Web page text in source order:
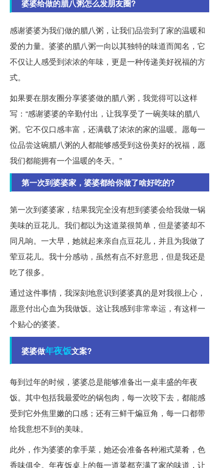
婆婆给做的腊八粥怎么发朋友圈?
感谢婆婆为我们做的腊八粥，让我们品尝到了家的温暖和
爱的力量。婆婆的腊八粥一向以其独特的味道而闻名，它
不仅让人感受到浓浓的年味，更是一种传递美好祝福的方
式。
如果要在朋友圈分享婆婆做的腊八粥，我觉得可以这样
写：“感谢婆婆的辛勤付出，让我享受了一碗美味的腊八
粥。它不仅口感丰富，还满载了浓浓的家的温暖。愿每一
位品尝这碗腊八粥的人都能够感受到这份美好的祝福，愿
我们都能拥有一个温暖的冬天。”
第一次到婆婆家，婆婆都给你做了啥好吃的?
第一次到婆婆家，结果我完全没有想到婆婆会给我做一锅
美味的豆花儿。我们都以为这道菜很简单，但是婆婆却不
同凡响。一大早，她就起来亲自点豆花儿，并且为我做了
荤豆花儿。我十分感动，虽然有点不好意思，但是我还是
吃了很多。
通过这件事情，我深刻地意识到婆婆真的是对我很上心，
愿意付出心血为我做饭。这让我感到非常幸运，有这样一
个贴心的婆婆。
婆婆做年夜饭文案?
每到过年的时候，婆婆总是能够准备出一桌丰盛的年夜
饭。其中包括我最爱吃的锅包肉，每一次咬下去，都能感
受到它外焦里嫩的口感；还有三鲜干煸豆角，每一口都带
给我意想不到的美味。
此外，作为婆婆的拿手菜，她还会准备各种湘式菜肴，色
香味俱全。年夜饭桌上的每一道菜都充满了家的味道，让